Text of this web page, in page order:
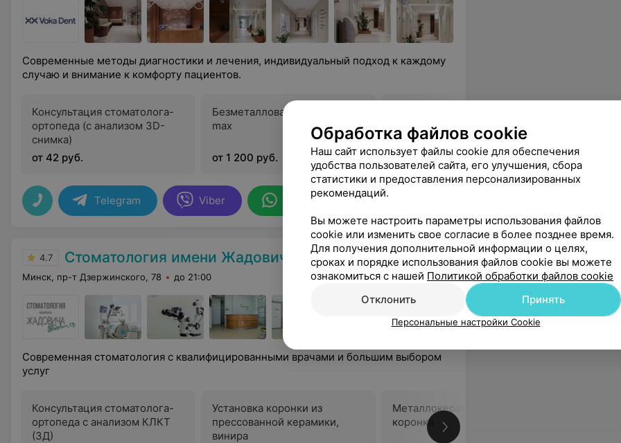
Современные методы диагностики и лечения, индивидуальный подход к каждому
случаю и внимание к комфорту пациентов.
Консультация стоматолога-
ортопеда (с анализом 3D-
снимка)
от 42 руб.
Безметалловая коронка E-
max
от 1 200 руб.
коронка
от 180 руб. от 1 200
Telegram Viber WhatsApp
4.7 Стоматология имени Жадовича
Минск, пр-т Дзержинского, 78 до 21:00
Современная стоматология с квалифицированными врачами и большим выбором
услуг
Консультация стоматолога-
ортопеда с анализом КЛКТ
(3Д)
Установка коронки из
прессованной керамики,
винира
Металлокерамическая
коронка
Обработка файлов cookie
Наш сайт использует файлы cookie для обеспечения
удобства пользователей сайта, его улучшения, сбора
статистики и предоставления персонализированных
рекомендаций.
Вы можете настроить параметры использования файлов
cookie или изменить свое согласие в более позднее время.
Для получения дополнительной информации о целях,
сроках и порядке использования файлов cookie вы можете
ознакомиться с нашей Политикой обработки файлов cookie
Отклонить
Принять
Персональные настройки Cookie